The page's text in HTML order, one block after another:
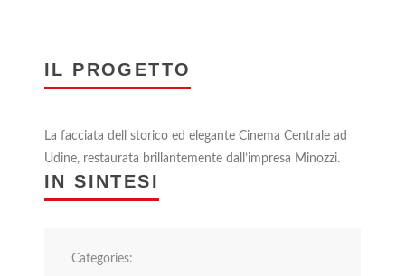
IL PROGETTO
La facciata dell storico ed elegante Cinema Centrale ad
Udine, restaurata brillantemente dall’impresa Minozzi.
IN SINTESI
Categories: